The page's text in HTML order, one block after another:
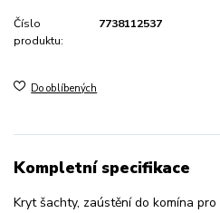
Číslo
produktu:
7738112537
Do oblíbených
Kompletní specifikace
Kryt šachty, zaústění do komína